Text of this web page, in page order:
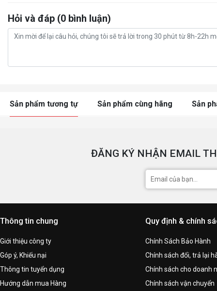
Hỏi và đáp (0 bình luận)
Sản phẩm tương tự Sản phẩm cùng hãng Sản
ĐĂNG KÝ NHẬN EMAIL
Thông tin chung
Giới thiệu công ty
Góp ý, Khiếu nại
Thông tin tuyển dụng
Hướng dẫn mua Hàng
Quy định & chính
Chính Sách Bảo Hành
Chính sách đổi, trả lại
Chính sách cho doanh
Chính sách vận chuyển